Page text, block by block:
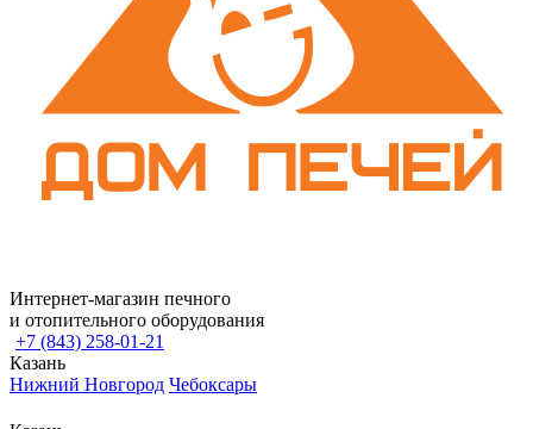
Интернет-магазин печного
и отопительного оборудования
+7 (843) 258-01-21
Казань
Нижний Новгород Чебоксары